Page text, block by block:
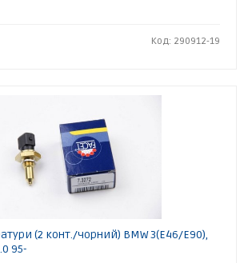
Код: 290912-19
(2 конт./чорний) BMW 3(E46/E90),
95-